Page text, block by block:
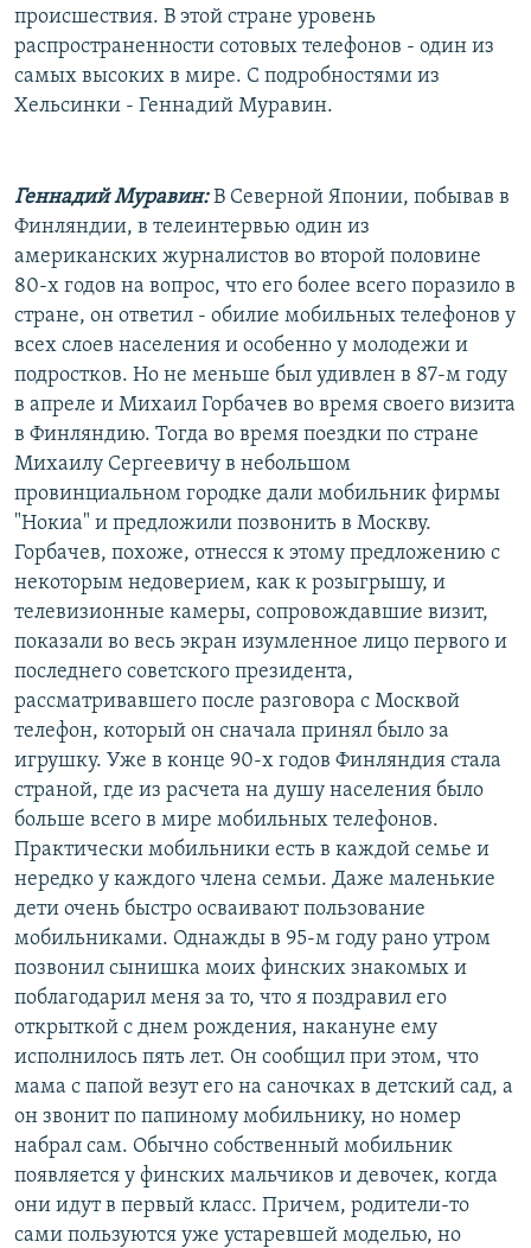
происшествия. В этой стране уровень
распространенности сотовых телефонов - один из
самых высоких в мире. С подробностями из
Хельсинки - Геннадий Муравин.
Геннадий Муравин:В Северной Японии, побывав в
Финляндии, в телеинтервью один из
американских журналистов во второй половине
80-х годов на вопрос, что его более всего поразило в
стране, он ответил - обилие мобильных телефонов у
всех слоев населения и особенно у молодежи и
подростков. Но не меньше был удивлен в 87-м году
в апреле и Михаил Горбачев во время своего визита
в Финляндию. Тогда во время поездки по стране
Михаилу Сергеевичу в небольшом
провинциальном городке дали мобильник фирмы
"Нокиа" и предложили позвонить в Москву.
Горбачев, похоже, отнесся к этому предложению с
некоторым недоверием, как к розыгрышу, и
телевизионные камеры, сопровождавшие визит,
показали во весь экран изумленное лицо первого и
последнего советского президента,
рассматривавшего после разговора с Москвой
телефон, который он сначала принял было за
игрушку. Уже в конце 90-х годов Финляндия стала
страной, где из расчета на душу населения было
больше всего в мире мобильных телефонов.
Практически мобильники есть в каждой семье и
нередко у каждого члена семьи. Даже маленькие
дети очень быстро осваивают пользование
мобильниками. Однажды в 95-м году рано утром
позвонил сынишка моих финских знакомых и
поблагодарил меня за то, что я поздравил его
открыткой с днем рождения, накануне ему
исполнилось пять лет. Он сообщил при этом, что
мама с папой везут его на саночках в детский сад, а
он звонит по папиному мобильнику, но номер
набрал сам. Обычно собственный мобильник
появляется у финских мальчиков и девочек, когда
они идут в первый класс. Причем, родители-то
сами пользуются уже устаревшей моделью, но